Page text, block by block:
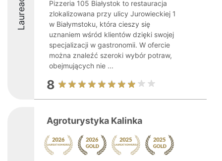
Laureaci
Pizzeria 105 Białystok to restauracja
zlokalizowana przy ulicy Jurowieckiej 1
w Białymstoku, która cieszy się
uznaniem wśród klientów dzięki swojej
specjalizacji w gastronomii. W ofercie
można znaleźć szeroki wybór potraw,
obejmujących nie ...
8
Agroturystyka Kalinka